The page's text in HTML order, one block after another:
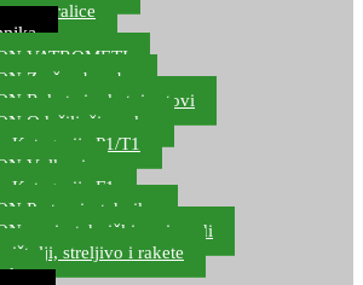
za varalice
VATROMETI
Zračne bombe
Rakete i raketni setovi
Odašiljači zvuka
Kategorija P1/T1
Vulkani
Kategorija F1
Party pirotehnika
nepirotehnički proizvodi
pištolji, streljivo i rakete